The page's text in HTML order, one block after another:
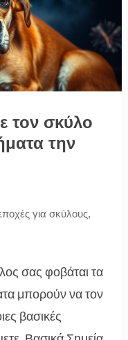
τον σκύλο
την
για σκύλους,
σας φοβάται τα
μπορούν να τον
βασικές